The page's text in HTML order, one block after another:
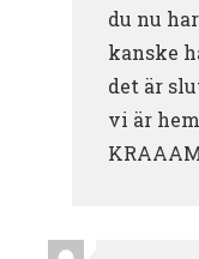
du nu
kanske
det är
vi är